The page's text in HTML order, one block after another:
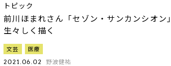
トピック
前川ほまれさん「セゾン・サンカンシオ
生々しく描く
文芸 医療
2021.06.02 野波健祐